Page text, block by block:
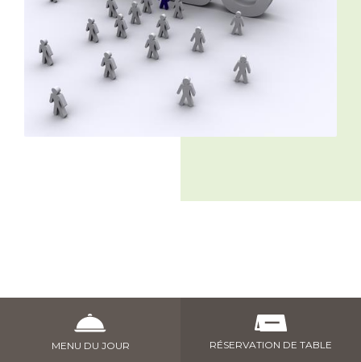
MENU DU JOUR RÉSERVATION DE TABLE